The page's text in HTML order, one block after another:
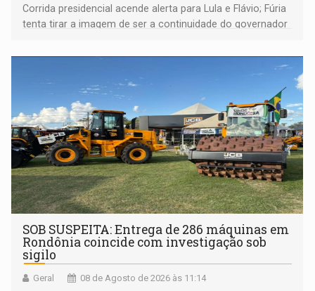
Corrida presidencial acende alerta para Lula e Flávio; Fúria
tenta tirar a imagem de ser a continuidade do governador
não ter entrado no modo eleição; ABAV faz evento em
SOB SUSPEITA: Entrega de 286 máquinas em
Rondônia coincide com investigação sob
sigilo
Geral 08 de Agosto de 2026 às 11:14